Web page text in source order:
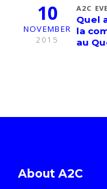
10
NOVEMBER
2015
A2C
Quel
la
au
About A2C